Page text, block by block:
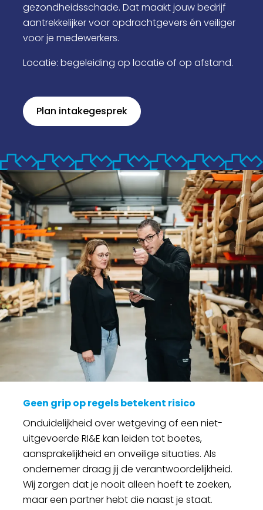
gezondheidsschade. Dat maakt jouw bedrijf
aantrekkelijker voor opdrachtgevers én veiliger
voor je medewerkers.
Locatie: begeleiding op locatie of op afstand.
Plan intakegesprek
Geen grip op regels betekent risico
Onduidelijkheid over wetgeving of een niet-
uitgevoerde RI&E kan leiden tot boetes,
aansprakelijkheid en onveilige situaties. Als
ondernemer draag jij de verantwoordelijkheid.
Wij zorgen dat je nooit alleen hoeft te zoeken,
maar een partner hebt die naast je staat.